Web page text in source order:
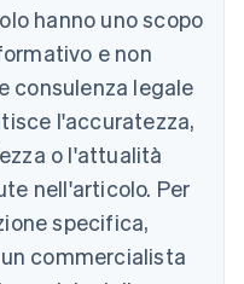
hanno uno scopo
e non
consulenza legale
l'accuratezza,
o l'attualità
nell'articolo. Per
specifica,
commercialista